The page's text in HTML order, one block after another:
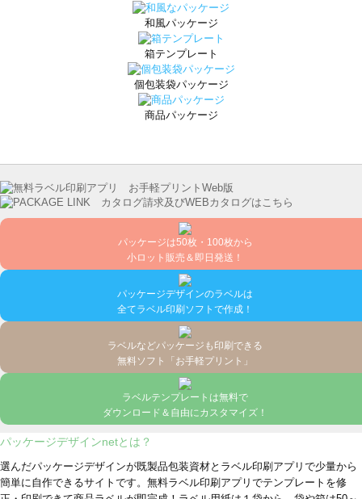
和風パッケージ
箱テンプレート
個包装袋パッケージ
商品パッケージ
パッケージは50枚・100枚から
小ロット販売＆即日発送！
パッケージデザインのラベルは
全てラベル印刷ソフトで作成！
ラベルなどパッケージも印刷できる
無料ソフト「お手軽プリント」
ラベルテンプレートは無料で
ダウンロード＆自由にカスタマイズ！
パッケージデザインnetとは？
選んだパッケージデザインが既製品包装資材とラベル印刷アプリで少量から
簡単に自作できるサイトです。無料ラベル印刷アプリでテンプレートを修